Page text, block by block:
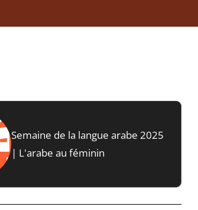
Semaine de la langue arabe 2025
| L'arabe au féminin